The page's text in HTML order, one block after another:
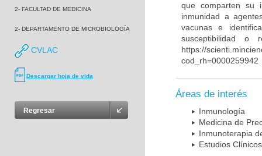
2- FACULTAD DE MEDICINA
2- DEPARTAMENTO DE MICROBIOLOGÍA
CVLAC
Descargar hoja de vida
Regresar
que comparten su
inmunidad a
vacunas e
susceptibilidad o
https://
cod_rh=0000259942
Áreas de interés
Inmunología
Medicina de
Inmunoterapia
Estudios Clínicos